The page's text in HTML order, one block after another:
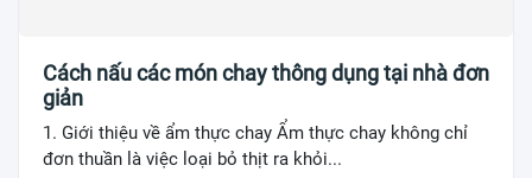
Cách nấu các món chay thông dụng tại nhà đơn
giản
1. Giới thiệu về ẩm thực chay Ẩm thực chay không chỉ
đơn thuần là việc loại bỏ thịt ra khỏi...